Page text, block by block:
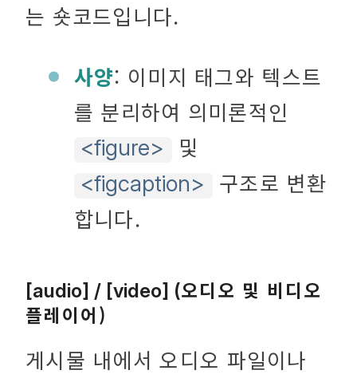
는 숏코드입니다.
사양: 이미지 태그와 텍스트
를 분리하여 의미론적인
<figure> 및
<figcaption>
구조로 변환
합니다.
[audio] / [video] (오디오 및 비디오
플레이어)
게시물 내에서 오디오 파일이나